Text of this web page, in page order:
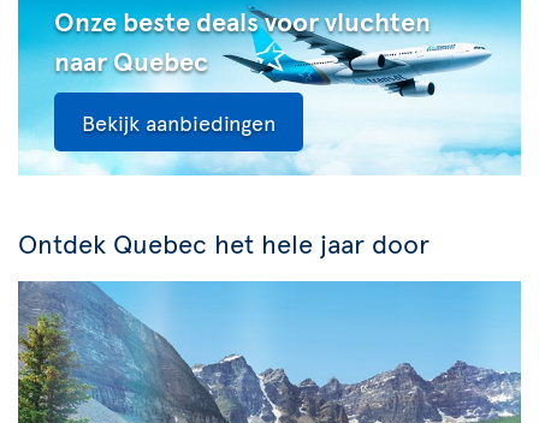
Onze beste deals voor vluchten
naar Quebec
Bekijk aanbiedingen
Ontdek Quebec het hele jaar door